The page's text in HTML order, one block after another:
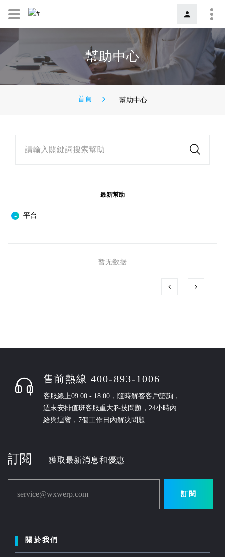
幫助中心
首頁 幫助中心
請輸入關鍵詞搜索幫助
最新幫助
平台
暂无数据
售前熱線 400-893-1006
客服線上09:00 - 18:00，隨時解答客戶諮詢，
週末安排值班客服重大科技問題，24小時內
給與迴響，7個工作日內解决問題
訂閱 獲取最新消息和優惠
service@wxwerp.com 訂閱
關於我們